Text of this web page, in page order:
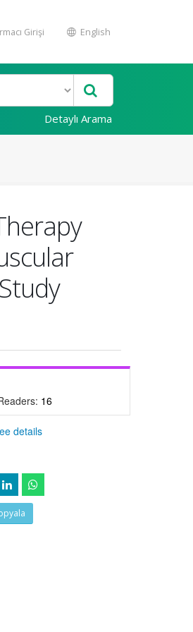
Girişi English
Detaylı Arama
16
details